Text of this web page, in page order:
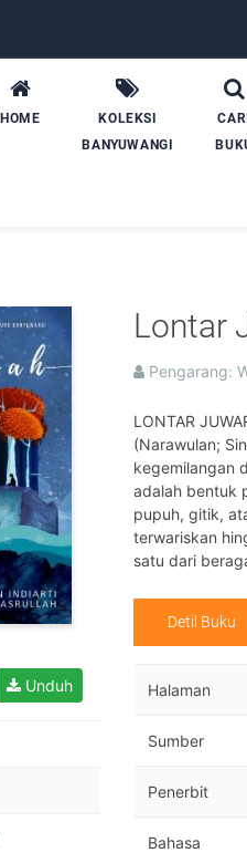
HOME
KOLEKSI
BANYUWANGI
CARI
Unduh
Lontar
Pengarang:
LONTAR
(Narawulan;
kegemilangan
adalah bentuk
pupuh, gitik,
terwariskan
satu dari
Detil Buku
Halaman
Sumber
Penerbit
Bahasa